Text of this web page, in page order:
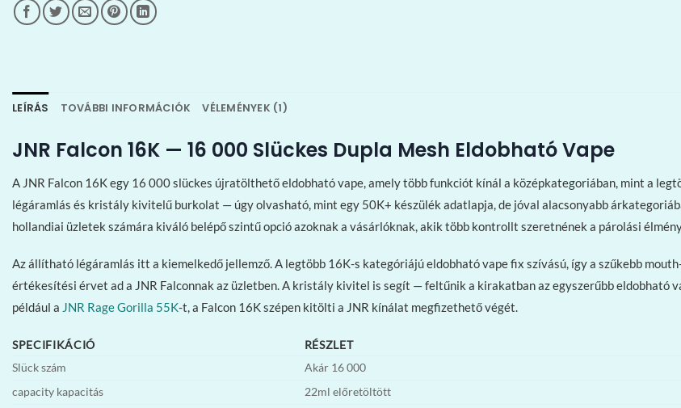
LEÍRÁS TOVÁBBI INFORMÁCIÓK VÉLEMÉNYEK (1)
JNR Falcon 16K — 16 000 Slückes Dupla Mesh Eldobható Vape
A JNR Falcon 16K egy 16 000 slückes újratölthető eldobható vape, amely több funkciót kínál a középkategoriában, mint a
légáramlás és kristály kivitelű burkolat — úgy olvasható, mint egy 50K+ készülék adatlapja, de jóval alacsonyabb
hollandiai üzletek számára kiváló belépő szintű opció azoknak a vásárlóknak, akik több kontrollt szeretnének a párolási
Az állítható légáramlás itt a kiemelkedő jellemző. A legtöbb 16K-s kategóriájú eldobható vape fix szívású, így a szűkebb
értékesítési érvet ad a JNR Falconnak az üzletben. A kristály kivitel is segít — feltűnik a kirakatban az egyszerűbb eldobható
például a JNR Rage Gorilla 55K-t, a Falcon 16K szépen kitölti a JNR kínálat megfizethető végét.
SPECIFIKÁCIÓ
RÉSZLET
Slück szám
Akár 16 000
capacity kapacitás
22ml előretöltött